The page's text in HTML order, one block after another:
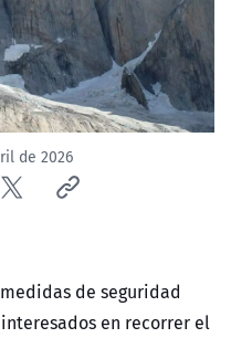
de 2026
de seguridad
en recorrer el